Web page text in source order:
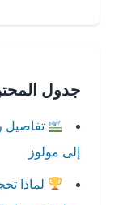
جدول المحتويات
تفاصيل
إلى مولوز
لماذا تحجز